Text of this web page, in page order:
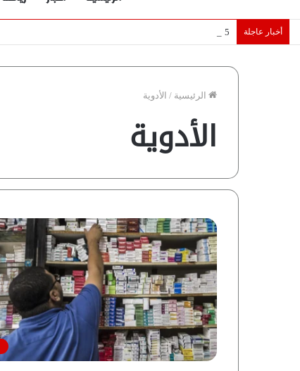
أخبار عاجلة 5 نجوم عرب يخطفون الأضواء بسوق الانتقالات الأوروبية 2026.. “رؤية” تكشف التفاصيل | إنفوجراف
الرئيسية / الأدوية
الأدوية